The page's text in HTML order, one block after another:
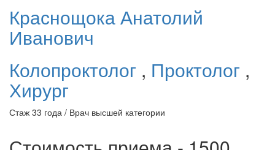
КраснощокаАнатолий
Иванович
Колопроктолог , Проктолог ,
Хирург
Стаж 33 года / Врач высшей категории